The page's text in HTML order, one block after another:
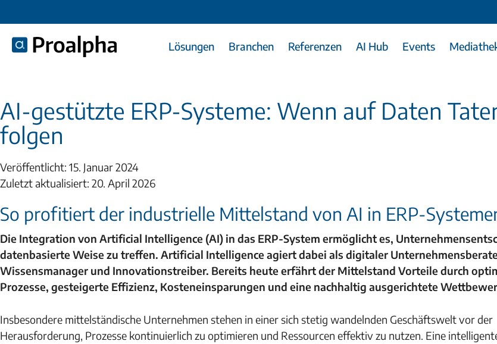
Lösungen Branchen Referenzen AI Hub Events
AI-gestützte ERP-Systeme: Wenn auf Daten
folgen
Veröffentlicht: 15. Januar 2024
Zuletzt aktualisiert: 20. April 2026
So profitiert der industrielle Mittelstand von AI in ERP-
Die Integration von Artificial Intelligence (AI) in das ERP-System ermöglicht es,
datenbasierte Weise zu treffen. Artificial Intelligenceagiert dabei als digitaler
Wissensmanager und Innovationstreiber. Bereits heute erfährt der Mittelstand Vorteile durch
Prozesse, gesteigerte Effizienz, Kosteneinsparungen und eine nachhaltig ausgerichtete
Insbesondere mittelständische Unternehmen stehen in einer sich stetig wandelnden Geschäftswelt vor der
Herausforderung, Prozesse kontinuierlich zu optimieren und Ressourcen effektiv zu nutzen. Eine